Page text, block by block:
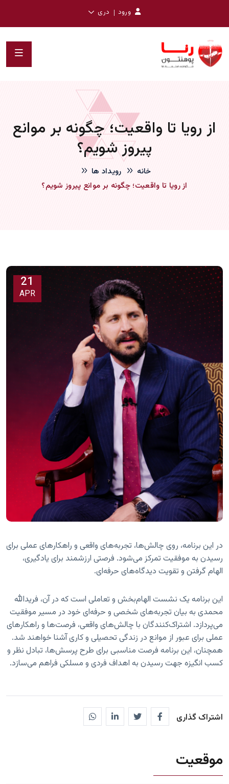
ورود دری
از رویا تا واقعیت؛ چگونه بر موانع
پیروز شویم؟
خانه
رویداد ها
از رویا تا واقعیت؛ چگونه بر موانع پیروز شویم؟
21
APR
در این برنامه، روی چالش‌ها، تجربه‌های واقعی و راهکارهای عملی برای
رسیدن به موفقیت تمرکز می‌شود. فرصتی ارزشمند برای یادگیری،
الهام گرفتن و تقویت دیدگاه‌های حرفه‌ای.
این برنامه یک نشست الهام‌بخش و تعاملی است که در آن، فریدالله
محمدی به بیان تجربه‌های شخصی و حرفه‌ای خود در مسیر موفقیت
می‌پردازد. اشتراک‌کنندگان با چالش‌های واقعی، فرصت‌ها و راهکارهای
عملی برای عبور از موانع در زندگی تحصیلی و کاری آشنا خواهند شد.
همچنان، این برنامه فرصت مناسبی برای طرح پرسش‌ها، تبادل نظر و
کسب انگیزه جهت رسیدن به اهداف فردی و مسلکی فراهم می‌سازد.
اشتراک گذاری
موقعیت